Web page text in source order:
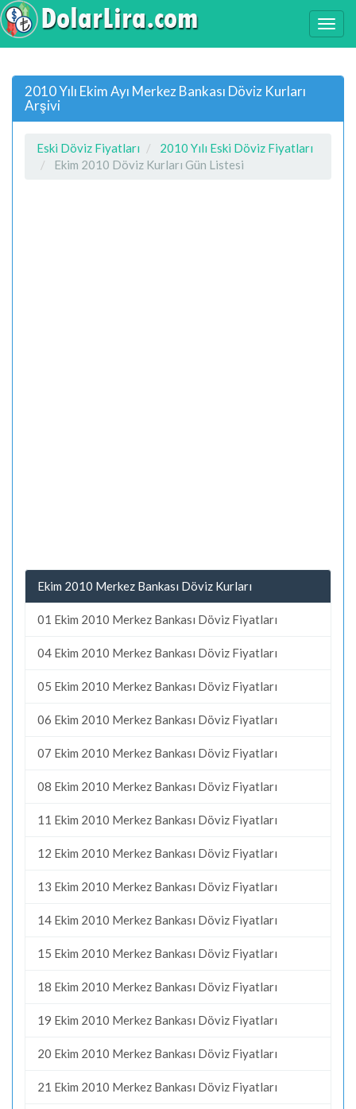
2010 Yılı Ekim Ayı Merkez Bankası Döviz Kurları
Arşivi
Eski Döviz Fiyatları
2010 Yılı Eski Döviz Fiyatları
Ekim 2010 Döviz Kurları Gün Listesi
Ekim 2010 Merkez Bankası Döviz Kurları
01 Ekim 2010 Merkez Bankası Döviz Fiyatları
04 Ekim 2010 Merkez Bankası Döviz Fiyatları
05 Ekim 2010 Merkez Bankası Döviz Fiyatları
06 Ekim 2010 Merkez Bankası Döviz Fiyatları
07 Ekim 2010 Merkez Bankası Döviz Fiyatları
08 Ekim 2010 Merkez Bankası Döviz Fiyatları
11 Ekim 2010 Merkez Bankası Döviz Fiyatları
12 Ekim 2010 Merkez Bankası Döviz Fiyatları
13 Ekim 2010 Merkez Bankası Döviz Fiyatları
14 Ekim 2010 Merkez Bankası Döviz Fiyatları
15 Ekim 2010 Merkez Bankası Döviz Fiyatları
18 Ekim 2010 Merkez Bankası Döviz Fiyatları
19 Ekim 2010 Merkez Bankası Döviz Fiyatları
20 Ekim 2010 Merkez Bankası Döviz Fiyatları
21 Ekim 2010 Merkez Bankası Döviz Fiyatları